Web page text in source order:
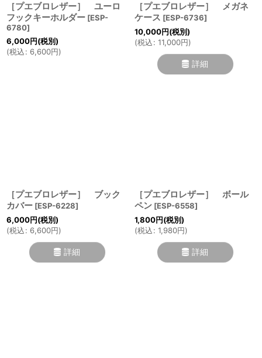
［プエブロレザー］ ユーロ
フックキーホルダー [ESP-
6780]
6,000円(税別)
(税込: 6,600円)
［プエブロレザー］ メガネ
ケース [ESP-6736]
10,000円(税別)
(税込: 11,000円)
詳細
［プエブロレザー］ ブック
カバー [ESP-6228]
6,000円(税別)
(税込: 6,600円)
詳細
［プエブロレザー］ ボール
ペン [ESP-6558]
1,800円(税別)
(税込: 1,980円)
詳細